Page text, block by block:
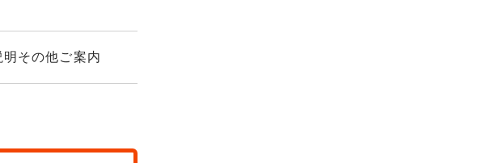
その他ご案内